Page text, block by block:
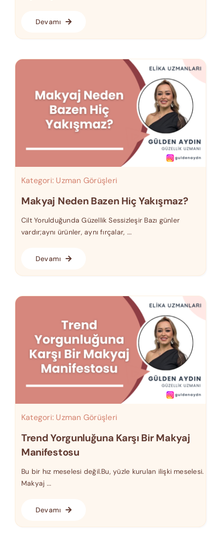
Devamı
Kategori: Uzman Görüşleri
Makyaj Neden Bazen Hiç Yakışmaz?
Cilt Yorulduğunda Güzellik Sessizleşir Bazı günler
vardır;aynı ürünler, aynı fırçalar, ...
Devamı
Kategori: Uzman Görüşleri
Trend Yorgunluğuna Karşı Bir Makyaj
Manifestosu
Bu bir hız meselesi değil.Bu, yüzle kurulan ilişki meselesi.
Makyaj ...
Devamı